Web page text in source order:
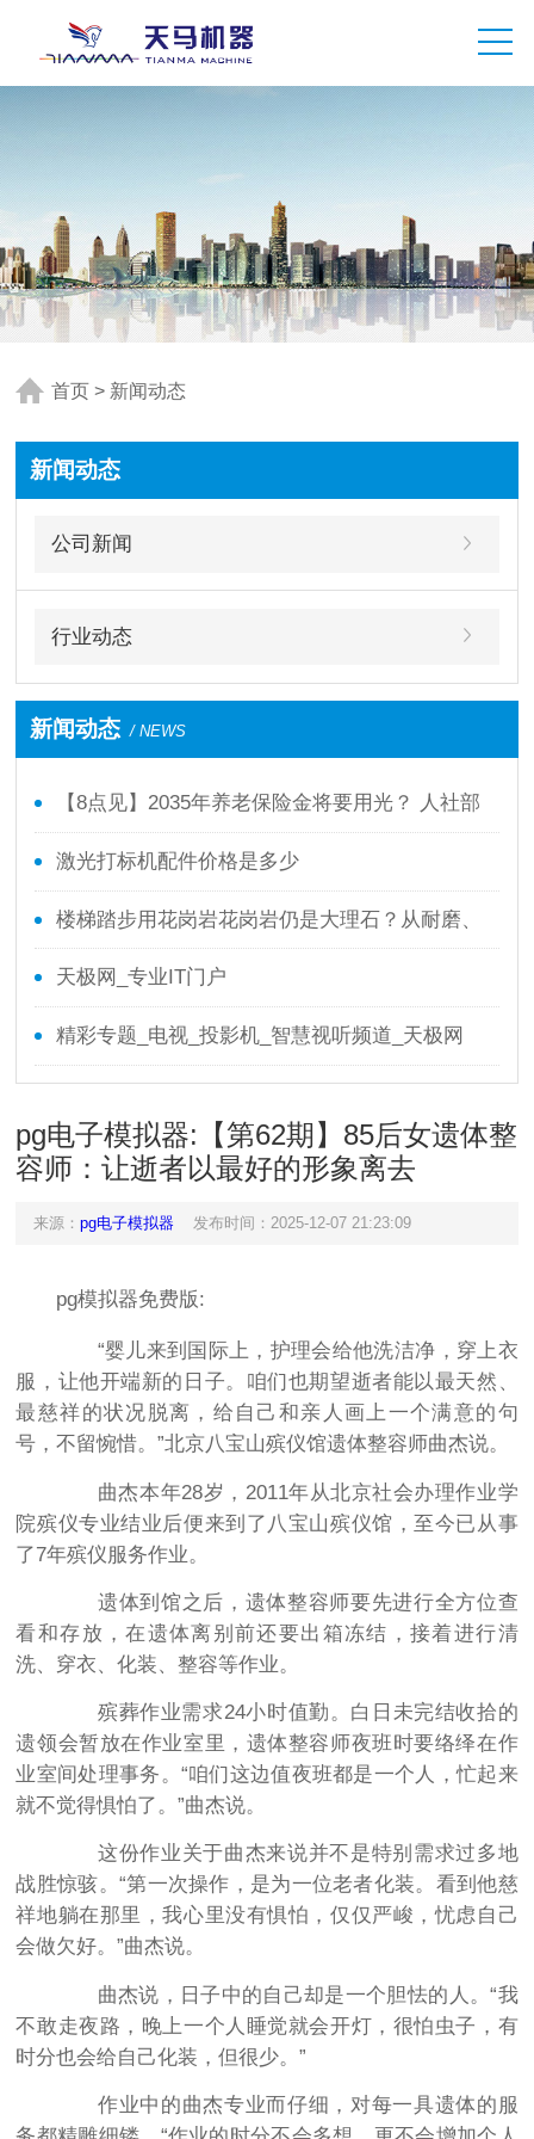
首页 > 新闻动态
新闻动态
公司新闻
行业动态
新闻动态 / NEWS
【8点见】2035年养老保险金将要用光？ 人社部
回应了！
激光打标机配件价格是多少
楼梯踏步用花岗岩花岗岩仍是大理石？从耐磨、
防滑、本钱全面剖析
天极网_专业IT门户
精彩专题_电视_投影机_智慧视听频道_天极网
pg电子模拟器:【第62期】85后女遗体整
容师：让逝者以最好的形象离去
来源： pg电子模拟器 发布时间：2025-12-07 21:23:09
pg模拟器免费版:
“婴儿来到国际上，护理会给他洗洁净，穿上衣
服，让他开端新的日子。咱们也期望逝者能以最天然、
最慈祥的状况脱离，给自己和亲人画上一个满意的句
号，不留惋惜。”北京八宝山殡仪馆遗体整容师曲杰说。
曲杰本年28岁，2011年从北京社会办理作业学
院殡仪专业结业后便来到了八宝山殡仪馆，至今已从事
了7年殡仪服务作业。
遗体到馆之后，遗体整容师要先进行全方位查
看和存放，在遗体离别前还要出箱冻结，接着进行清
洗、穿衣、化装、整容等作业。
殡葬作业需求24小时值勤。白日未完结收拾的
遗领会暂放在作业室里，遗体整容师夜班时要络绎在作
业室间处理事务。“咱们这边值夜班都是一个人，忙起来
就不觉得惧怕了。”曲杰说。
这份作业关于曲杰来说并不是特别需求过多地
战胜惊骇。“第一次操作，是为一位老者化装。看到他慈
祥地躺在那里，我心里没有惧怕，仅仅严峻，忧虑自己
会做欠好。”曲杰说。
曲杰说，日子中的自己却是一个胆怯的人。“我
不敢走夜路，晚上一个人睡觉就会开灯，很怕虫子，有
时分也会给自己化装，但很少。”
作业中的曲杰专业而仔细，对每一具遗体的服